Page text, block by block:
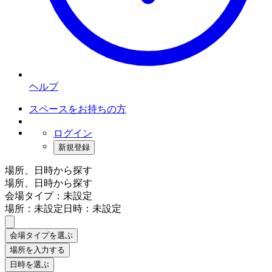
ヘルプ
スペースをお持ちの方
ログイン
新規登録
場所、日時から探す
場所、日時から探す
会場タイプ：未設定
場所：未設定日時：未設定
会場タイプを選ぶ
場所を入力する
日時を選ぶ